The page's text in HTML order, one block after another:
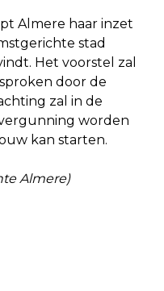
Almere haar inzet
stad
Het voorstel zal
door de
zal in de
worden
kan starten.
Almere)